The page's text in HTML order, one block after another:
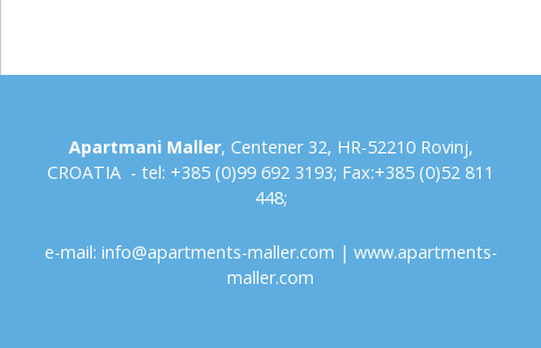
Apartmani Maller, Centener 32, HR-52210 Rovinj,
CROATIA - tel: +385 (0)99 692 3193; Fax:+385 (0)52 811
448;
e-mail: info@apartments-maller.com | www.apartments-
maller.com